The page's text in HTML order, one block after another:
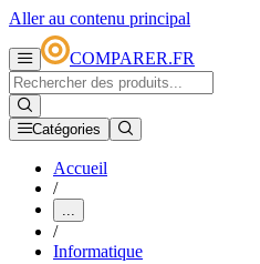
Aller au contenu principal
COMPARER.FR
Catégories
Accueil
/
...
/
Informatique